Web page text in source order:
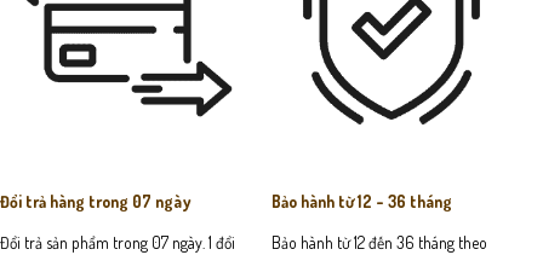
Đổi trả hàng trong 07 ngày
Đổi trả sản phẩm trong 07 ngày. 1 đổi
Bảo hành từ 12 - 36 tháng
Bảo hành từ 12 đến 36 tháng theo